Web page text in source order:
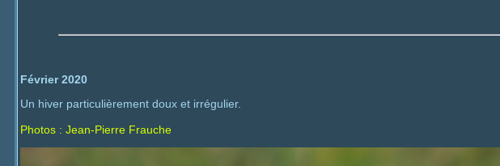
Février 2020
Un hiver particulièrement doux et irrégulier.
Photos : Jean-Pierre Frauche